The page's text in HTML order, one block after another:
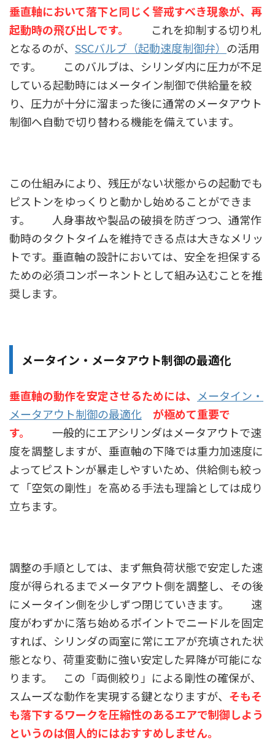
垂直軸において落下と同じく警戒すべき現象が、再
起動時の飛び出しです。
これを抑制する切り札
となるのが、 SSCバルブ（起動速度制御弁） の活用
です。 このバルブは、シリンダ内に圧力が不足
している起動時にはメータイン制御で供給量を絞
り、圧力が十分に溜まった後に通常のメータアウト
制御へ自動で切り替わる機能を備えています。
この仕組みにより、残圧がない状態からの起動でも
ピストンをゆっくりと動かし始めることができま
す。 人身事故や製品の破損を防ぎつつ、通常作
動時のタクトタイムを維持できる点は大きなメリッ
トです。垂直軸の設計においては、安全を担保する
ための必須コンポーネントとして組み込むことを推
奨します。
メータイン・メータアウト制御の最適化
垂直軸の動作を安定させるためには、 メータイン・
メータアウト制御の最適化 が極めて重要で
す。
一般的にエアシリンダはメータアウトで速
度を調整しますが、垂直軸の下降では重力加速度に
よってピストンが暴走しやすいため、供給側も絞っ
て「空気の剛性」を高める手法も理論としては成り
立ちます。
調整の手順としては、まず無負荷状態で安定した速
度が得られるまでメータアウト側を調整し、その後
にメータイン側を少しずつ閉じていきます。 速
度がわずかに落ち始めるポイントでニードルを固定
すれば、シリンダの両室に常にエアが充填された状
態となり、荷重変動に強い安定した昇降が可能にな
ります。 この「両側絞り」による剛性の確保が、
スムーズな動作を実現する鍵となりますが、 そもそ
も落下するワークを圧縮性のあるエアで制御しよう
というのは個人的にはおすすめしません。